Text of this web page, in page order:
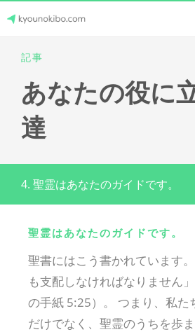
content
Japanese Journey Online
記事
あなたの役に
達
4. 聖霊はあなたのガイドです。
聖霊はあなたのガイドです。
聖書にはこう書かれています
も支配しなければなりません
の手紙 5:25）。 つまり、私た
だけでなく、聖霊のうちを歩